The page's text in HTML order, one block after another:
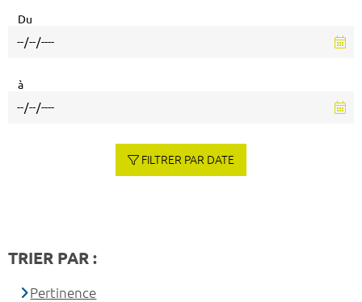
Du
à
FILTRER PAR DATE
TRIER PAR :
Pertinence